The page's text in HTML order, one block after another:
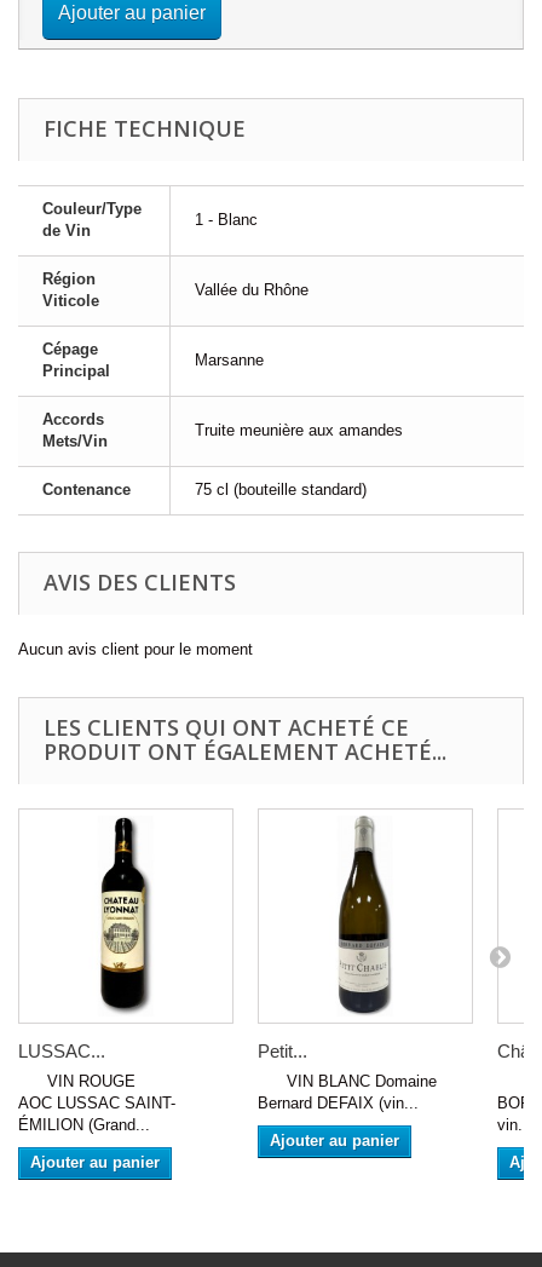
Ajouter au panier
FICHE TECHNIQUE
Couleur/Type
de Vin
1 - Blanc
Région
Viticole
Vallée du Rhône
Cépage
Principal
Marsanne
Accords
Mets/Vin
Truite meunière aux amandes
Contenance 75 cl (bouteille standard)
AVIS DES CLIENTS
Aucun avis client pour le moment
LES CLIENTS QUI ONT ACHETÉ CE
PRODUIT ONT ÉGALEMENT ACHETÉ...
LUSSAC...
VIN ROUGE
AOC LUSSAC SAINT-
ÉMILION (Grand...
Ajouter au panier
Petit...
VIN BLANC Domaine
Bernard DEFAIX (vin...
Ajouter au panier
vin...